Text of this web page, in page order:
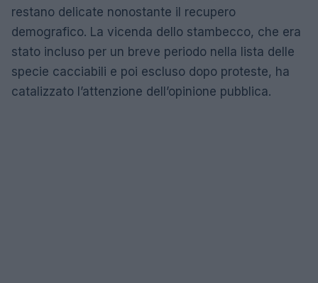
restano delicate nonostante il recupero
demografico. La vicenda dello stambecco, che era
stato incluso per un breve periodo nella lista delle
specie cacciabili e poi escluso dopo proteste, ha
catalizzato l’attenzione dell’opinione pubblica.